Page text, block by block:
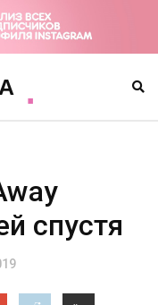
спустя